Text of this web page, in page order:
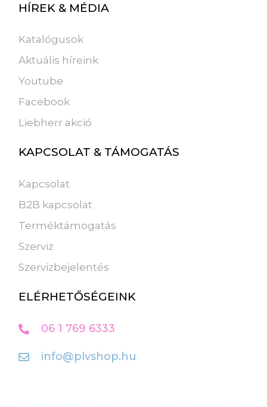
HÍREK & MÉDIA
Katalógusok
Aktuális híreink
Youtube
Facebook
Liebherr akció
KAPCSOLAT & TÁMOGATÁS
Kapcsolat
B2B kapcsolat
Terméktámogatás
Szerviz
Szervizbejelentés
ELÉRHETŐSÉGEINK
06 1 769 6333
info@plvshop.hu